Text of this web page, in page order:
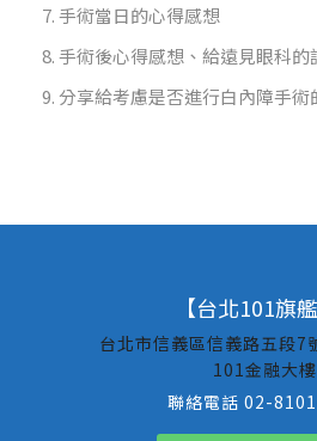
手術當日的心得感想
手術後心得感想、給遠見眼科的
分享給考慮是否進行白內障手術
【台北101旗艦
台北市信義區信義路五段7
101金融大
聯絡電話 02-